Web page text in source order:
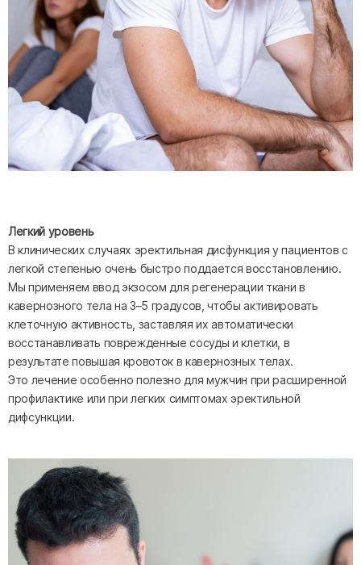
Легкий уровень
В клинических случаях эректильная дисфункция у пациентов с
легкой степенью очень быстро поддается восстановлению.
Мы применяем ввод экзосом для регенерации ткани в
кавернозного тела на 3–5 градусов, чтобы активировать
клеточную активность, заставляя их автоматически
восстанавливать поврежденные сосуды и клетки, в
результате повышая кровоток в кавернозных телах.
Это лечение особенно полезно для мужчин при расширенной
профилактике или при легких симптомах эректильной
дифсункции.